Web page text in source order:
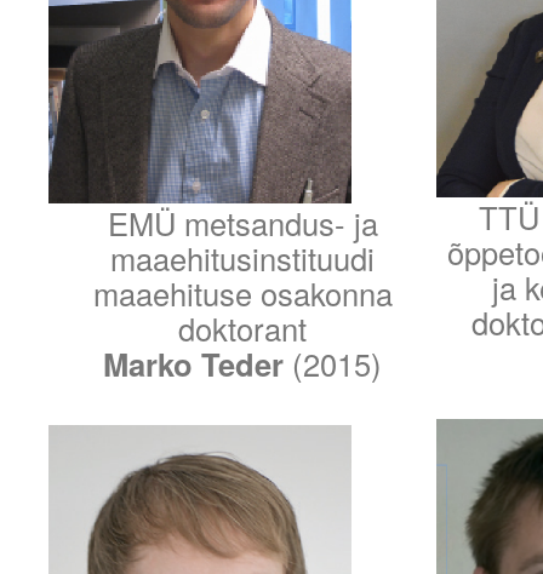
EMÜ metsandus- ja
maaehitusinstituudi
maaehituse osakonna
doktorant
Marko Teder (2015)
ja